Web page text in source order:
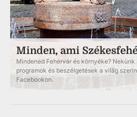
Minden, ami
Mindened Fehérvár és környéke?
programok és beszélgetések a világ
Facebookon.